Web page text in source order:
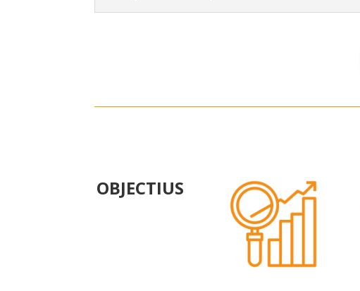
OBJECTIUS